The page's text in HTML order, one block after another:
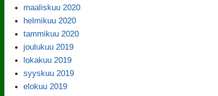
maaliskuu 2020
helmikuu 2020
tammikuu 2020
joulukuu 2019
lokakuu 2019
syyskuu 2019
elokuu 2019